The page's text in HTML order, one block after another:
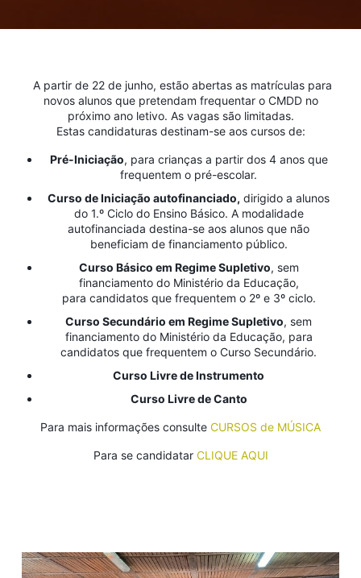
A partir de 22 de junho, estão abertas as matrículas para
novos alunos que pretendam frequentar o CMDD no
próximo ano letivo. As vagas são limitadas.
Estas candidaturas destinam-se aos cursos de:
Pré-Iniciação, para crianças a partir dos 4 anos que
frequentem o pré-escolar.
Curso de Iniciação autofinanciado, dirigido a alunos
do 1.º Ciclo do Ensino Básico. A modalidade
autofinanciada destina-se aos alunos que não
beneficiam de financiamento público.
Curso Básico em Regime Supletivo, sem
financiamento do Ministério da Educação,
para candidatos que frequentem o 2º e 3º ciclo.
Curso Secundário em Regime Supletivo, sem
financiamento do Ministério da Educação, para
candidatos que frequentem o Curso Secundário.
Curso Livre de Instrumento
Curso Livre de Canto
Para mais informações consulte CURSOS de MÚSICA
Para se candidatar CLIQUE AQUI